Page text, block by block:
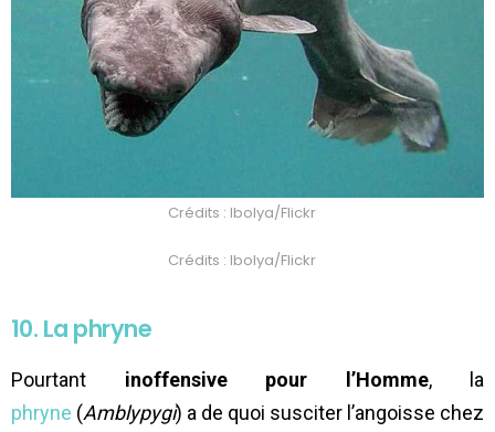
Crédits : Ibolya/Flickr
Crédits : Ibolya/Flickr
10. La phryne
Pourtant inoffensive pour l’Homme, la
phryne (Amblypygi) a de quoi susciter l’angoisse chez